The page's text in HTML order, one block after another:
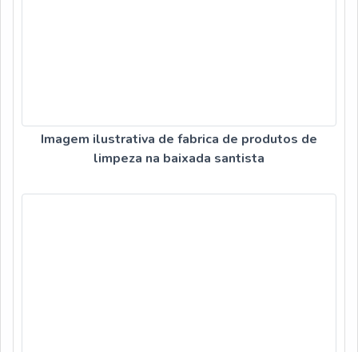
Imagem ilustrativa de fabrica de produtos de
limpeza na baixada santista